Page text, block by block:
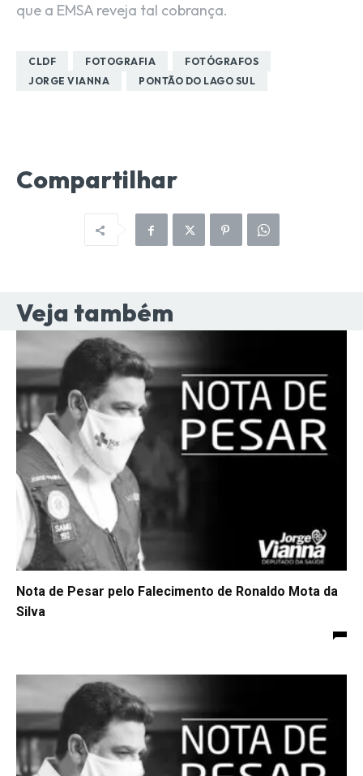
que a EMSA reveja tal cobrança.
CLDF FOTOGRAFIA
FOTÓGRAFOS
JORGE VIANNA
PONTÃO DO LAGO SUL
Compartilhar
Veja também
Nota de Pesar pelo Falecimento de Ronaldo Mota da
Silva